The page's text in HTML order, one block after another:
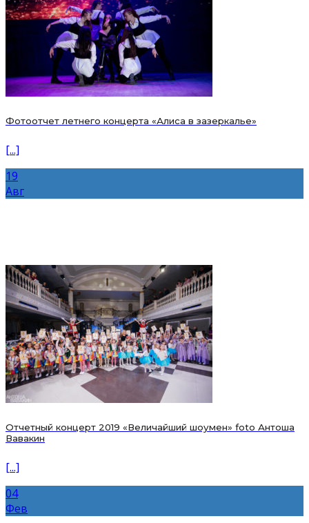
Фотоотчет летнего концерта «Алиса в зазеркалье»
[...]
19
Авг
Отчетный концерт 2019 «Величайший шоумен» foto Антоша
Вавакин
[...]
04
Фев